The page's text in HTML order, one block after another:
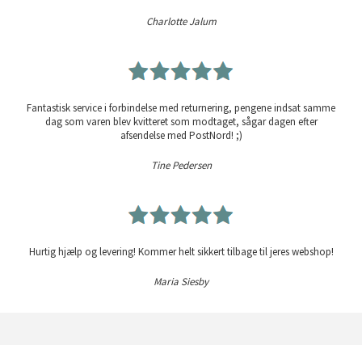
Charlotte Jalum
Fantastisk service i forbindelse med returnering, pengene indsat samme
dag som varen blev kvitteret som modtaget, sågar dagen efter
afsendelse med PostNord! ;)
Tine Pedersen
Hurtig hjælp og levering! Kommer helt sikkert tilbage til jeres webshop!
Maria Siesby